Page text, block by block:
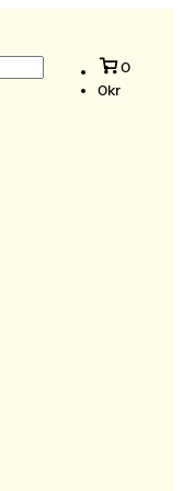
0
0kr